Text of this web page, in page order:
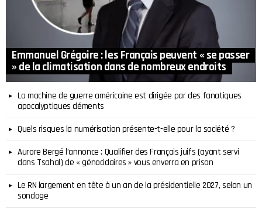
Emmanuel Grégoire : les Français peuvent « se passer
» de la climatisation dans de nombreux endroits
La machine de guerre américaine est dirigée par des fanatiques
apocalyptiques déments
Quels risques la numérisation présente-t-elle pour la société ?
Aurore Bergé l’annonce : Qualifier des Français juifs (ayant servi
dans Tsahal) de « génocidaires » vous enverra en prison
Le RN largement en tête à un an de la présidentielle 2027, selon un
sondage